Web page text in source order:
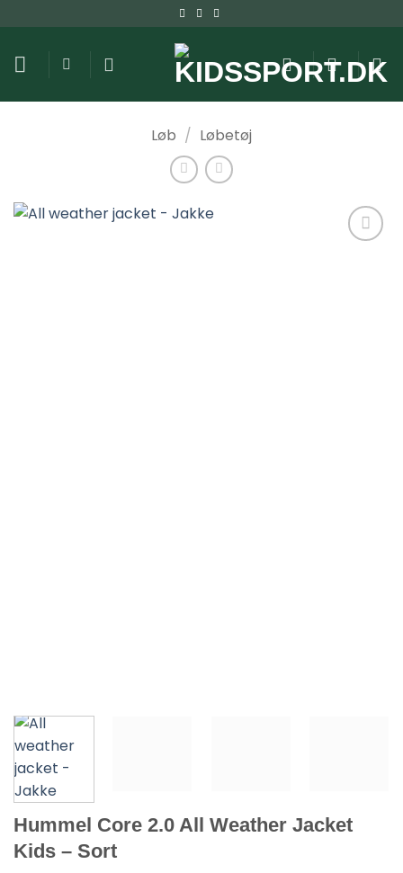
til
indhold
Løb / Løbetøj
Hummel Core 2.0 All Weather Jacket
Kids – Sort